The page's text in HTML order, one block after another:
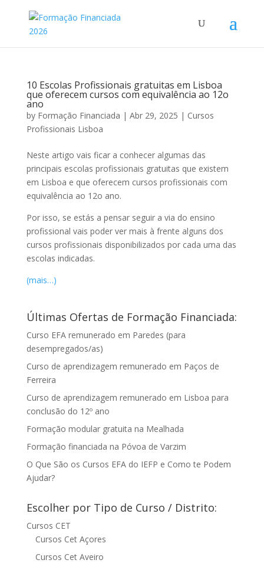
10 Escolas Profissionais gratuitas em Lisboa
que oferecem cursos com equivalência ao 12o
ano
by Formação Financiada | Abr 29, 2025 | Cursos
Profissionais Lisboa
Neste artigo vais ficar a conhecer algumas das
principais escolas profissionais gratuitas que existem
em Lisboa e que oferecem cursos profissionais com
equivalência ao 12o ano.
Por isso, se estás a pensar seguir a via do ensino
profissional vais poder ver mais à frente alguns dos
cursos profissionais disponibilizados por cada uma das
escolas indicadas.
(mais…)
Últimas Ofertas de Formação Financiada:
Curso EFA remunerado em Paredes (para
desempregados/as)
Curso de aprendizagem remunerado em Paços de
Ferreira
Curso de aprendizagem remunerado em Lisboa para
conclusão do 12º ano
Formação modular gratuita na Mealhada
Formação financiada na Póvoa de Varzim
O Que São os Cursos EFA do IEFP e Como te Podem
Ajudar?
Escolher por Tipo de Curso / Distrito:
Cursos CET
Cursos Cet Açores
Cursos Cet Aveiro